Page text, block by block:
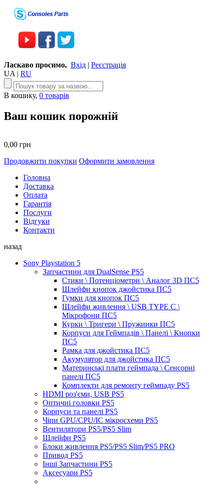
Ласкаво просимо, Вхід | Реєстрація
UA | RU
В кошику, 0 товарів
Ваш кошик порожній
0,00 грн
Продовжити покупки Оформити замовлення
Головна
Доставка
Оплата
Гарантія
Послуги
Відгуки
Контакти
назад
Sony Playstation 5
Запчастини для DualSense PS5
Стики \ Потенціометри \ Аналог 3D ПС5
Шлейфи кнопок джойстика ПС5
Гумки для кнопок ПС5
Шлейфи живлення \ USB TYPE C \
Мікрофони ПС5
Курки \ Тригери \ Пружинки ПС5
Корпуси для Геймпадів \ Панелі \ Кнопки
ПС5
Рамка для джойстика ПС5
Акумулятор для джойстика ПС5
Материнські плати геймпада \ Сенсорні
панелі ПС5
Комплекти для ремонту геймпаду PS5
HDMI роз'єми, USB PS5
Оптичні головки PS5
Корпуси та панелі PS5
Чіпи GPU/CPU/IC мікросхеми PS5
Вентилятори PS5/PS5 Slim
Шлейфи PS5
Блоки живлення PS5/PS5 Slim/PS5 PRO
Привод PS5
Інші Запчастини PS5
Аксесуари PS5